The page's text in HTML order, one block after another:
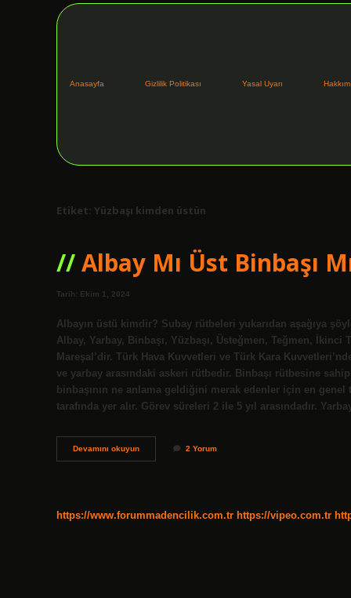
Anasayfa Gizlilik Politikası Yasal Uyarı
Etiket: Yüzbaşı kimden üstün
Albay Mı Üst Binbaşı
Tarih: Ekim 1, 2024
Albayın üstü kimdir? Subay rütbeleri yukarıdan aşağıya
Albay, Yarbay, Binbaşı, Yüzbaşı, Üsteğmen, Teğmen,
Mareşal’dir. Türk Hava Kuvvetleri ve Türk Kara
ve yarbay arasındaki askeri rütbedir. Binbaşı rütbesine
binbaşının ne anlama geldiğini merak edenler için en
tarafında yer alır. Görev süreleri 2 ile 5 yıl arasındadır.
Devamını okuyunAlbay
Mı
2 Yorum
https://www.forummadencilik.com.tr https://vipeo.com.tr